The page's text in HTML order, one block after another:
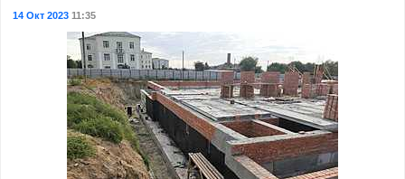
14 Окт 202311:35